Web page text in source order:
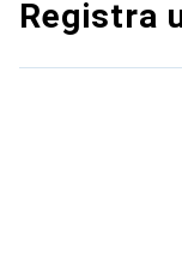
Registra